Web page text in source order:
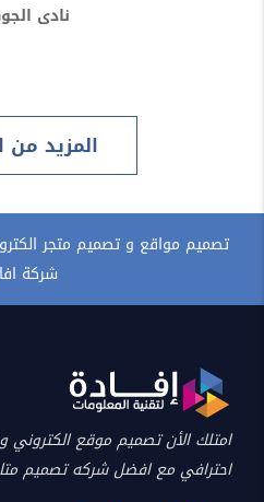
نادى
المزيد من
تصميم مواقع و تصميم متجر
شركة
امتلك الأن تصميم موقع الكتروني
احترافي مع افضل شركه تصميم